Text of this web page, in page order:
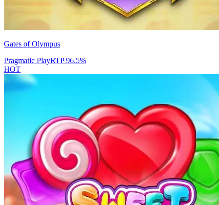
Gates of Olympus
Pragmatic PlayRTP96.5%
HOT